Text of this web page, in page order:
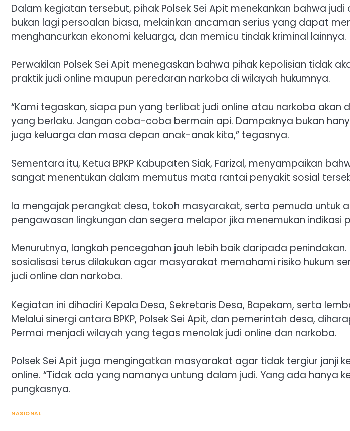
Dalam kegiatan tersebut, pihak Polsek Sei Apit menekankan bahwa
bukan lagi persoalan biasa, melainkan ancaman serius yang dapat
menghancurkan ekonomi keluarga, dan memicu tindak kriminal lainnya.
Perwakilan Polsek Sei Apit menegaskan bahwa pihak kepolisian tidak
praktik judi online maupun peredaran narkoba di wilayah hukumnya.
“Kami tegaskan, siapa pun yang terlibat judi online atau narkoba akan
yang berlaku. Jangan coba-coba bermain api. Dampaknya bukan
juga keluarga dan masa depan anak-anak kita,” tegasnya.
Sementara itu, Ketua BPKP Kabupaten Siak, Farizal, menyampaikan
sangat menentukan dalam memutus mata rantai penyakit sosial
Ia mengajak perangkat desa, tokoh masyarakat, serta pemuda untuk
pengawasan lingkungan dan segera melapor jika menemukan indikasi
Menurutnya, langkah pencegahan jauh lebih baik daripada penindakan.
sosialisasi terus dilakukan agar masyarakat memahami risiko hukum
judi online dan narkoba.
Kegiatan ini dihadiri Kepala Desa, Sekretaris Desa, Bapekam, serta
Melalui sinergi antara BPKP, Polsek Sei Apit, dan pemerintah desa,
Permai menjadi wilayah yang tegas menolak judi online dan narkoba.
Polsek Sei Apit juga mengingatkan masyarakat agar tidak tergiur janji
online. “Tidak ada yang namanya untung dalam judi. Yang ada hanya
pungkasnya.
NASIONAL